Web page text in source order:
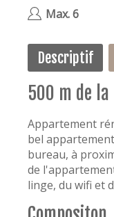
Max. 6
Descriptif
500 m de
Appartement
bel
bureau, à
de
linge, du wifi et